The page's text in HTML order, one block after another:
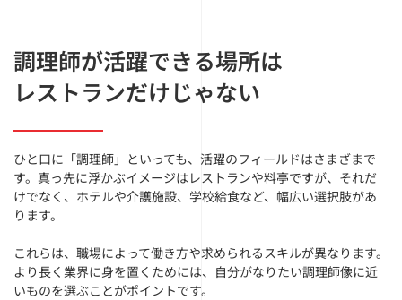
調理師が活躍できる場所は
レストランだけじゃない
ひと口に「調理師」といっても、活躍のフィールドはさまざまで
す。真っ先に浮かぶイメージはレストランや料亭ですが、それだ
けでなく、ホテルや介護施設、学校給食など、幅広い選択肢があ
ります。
これらは、職場によって働き方や求められるスキルが異なります。
より長く業界に身を置くためには、自分がなりたい調理師像に近
いものを選ぶことがポイントです。